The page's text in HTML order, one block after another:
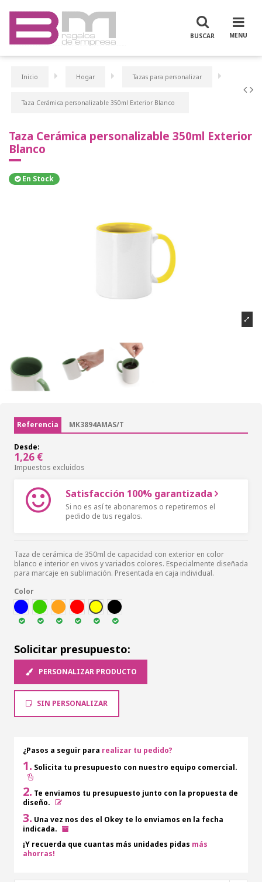
Inicio Hogar Tazas para personalizar
Taza Cerámica personalizable 350ml Exterior Blanco
Taza Cerámica personalizable 350ml Exterior
Blanco
En Stock
Referencia MK3894AMAS/T
Desde:
1,26 €
Impuestos excluidos
Satisfacción 100% garantizada
Si no es así te abonaremos o repetiremos el
pedido de tus regalos.
Taza de cerámica de 350ml de capacidad con exterior en color
blanco e interior en vivos y variados colores. Especialmente diseñada
para marcaje en sublimación. Presentada en caja individual.
Color
AZUL
VER NARA ROJ AMA NEG
Solicitar presupuesto:
PERSONALIZAR PRODUCTO
SIN PERSONALIZAR
¿Pasos a seguir para realizar tu pedido?
1. Solicita tu presupuesto con nuestro equipo comercial.
2. Te enviamos tu presupuesto junto con la propuesta de
diseño.
3. Una vez nos des el Okey te lo enviamos en la fecha
indicada.
¡Y recuerda que cuantas más unidades pidas más
ahorras!